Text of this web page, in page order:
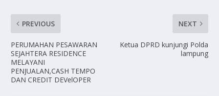
PREVIOUS
PERUMAHAN PESAWARAN
SEJAHTERA RESIDENCE
MELAYANI
PENJUALAN,CASH TEMPO
DAN CREDIT DEVelOPER
NEXT
Ketua DPRD kunjungi Polda
lampung